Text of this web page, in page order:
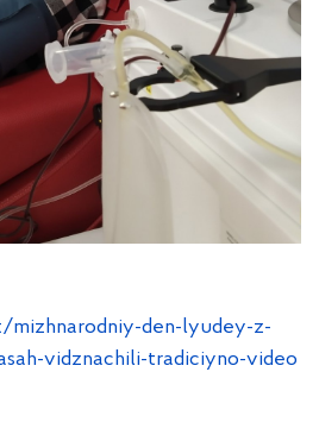
den-lyudey-z-
vidznachili-tradiciyno-video